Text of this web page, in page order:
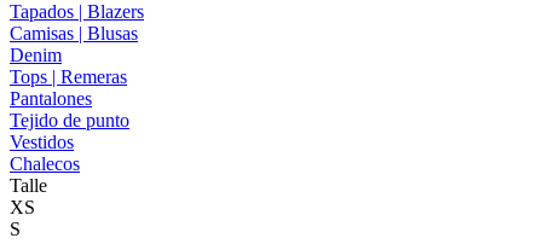
Tapados | Blazers
Camisas | Blusas
Denim
Tops | Remeras
Pantalones
Tejido de punto
Vestidos
Chalecos
Talle
XS
S